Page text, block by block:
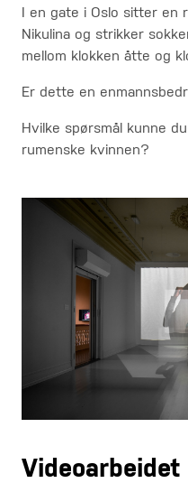
I en gate i Oslo sitter en
Nikulina og strikker
mellom klokken åtte og
Er dette en
Hvilke spørsmål kunne
rumenske kvinnen?
Videoarbeidet